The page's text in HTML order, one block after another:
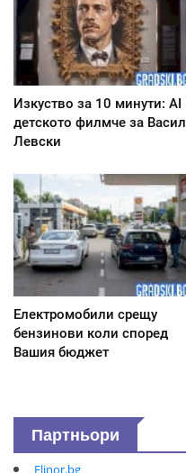
Изкуство за 10 минути: AI
детското филмче за Васил
Левски
Електромобили срещу
бензинови коли според
Вашия бюджет
Партньори
Elinor.bg